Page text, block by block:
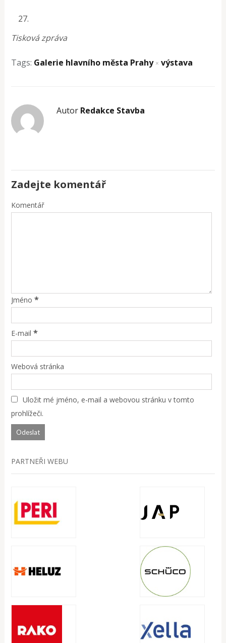
Tisková zpráva
Tags: Galerie hlavního města Prahy × výstava
Autor Redakce Stavba
Zadejte komentář
Komentář
Jméno *
E-mail *
Webová stránka
Uložit mé jméno, e-mail a webovou stránku v tomto
prohlížeči.
PARTNEŘI WEBU